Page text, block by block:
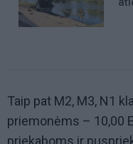
Taip pat M2, M3, N1
priemonėms – 10,00